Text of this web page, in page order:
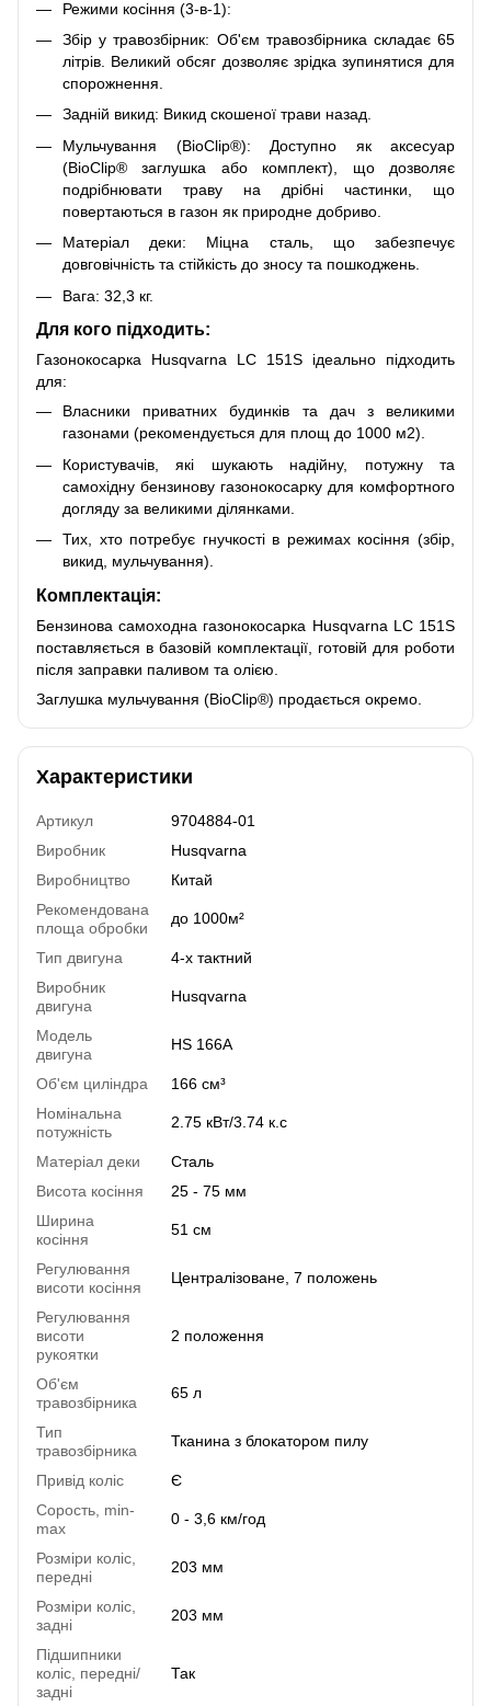
Режими косіння (3-в-1):
Збір у травозбірник: Об'єм травозбірника складає 65
літрів. Великий обсяг дозволяє зрідка зупинятися для
спорожнення.
Задній викид: Викид скошеної трави назад.
Мульчування (BioClip®): Доступно як аксесуар
(BioClip® заглушка або комплект), що дозволяє
подрібнювати траву на дрібні частинки, що
повертаються в газон як природне добриво.
Матеріал деки: Міцна сталь, що забезпечує
довговічність та стійкість до зносу та пошкоджень.
Вага: 32,3 кг.
Для кого підходить:
Газонокосарка Husqvarna LC 151S ідеально підходить
для:
Власники приватних будинків та дач з великими
газонами (рекомендується для площ до 1000 м2).
Користувачів, які шукають надійну, потужну та
самохідну бензинову газонокосарку для комфортного
догляду за великими ділянками.
Тих, хто потребує гнучкості в режимах косіння (збір,
викид, мульчування).
Комплектація:
Бензинова самоходна газонокосарка Husqvarna LC 151S
поставляється в базовій комплектації, готовій для роботи
після заправки паливом та олією.
Заглушка мульчування (BioClip®) продається окремо.
Характеристики
Артикул
9704884-01
Виробник
Husqvarna
Виробництво
Китай
Рекомендована
площа обробки
до 1000м²
Тип двигуна
4-х тактний
Виробник
двигуна
Husqvarna
Модель
двигуна
HS 166A
Об'єм циліндра
166 см³
Номінальна
потужність
2.75 кВт/3.74 к.с
Матеріал деки
Сталь
Висота косіння
25 - 75 мм
Ширина
косіння
51 см
Регулювання
висоти косіння
Централізоване, 7 положень
Регулювання
висоти
рукоятки
2 положення
Об'єм
травозбірника
65 л
Тип
травозбірника
Тканина з блокатором пилу
Привід коліс
Є
Сорость, min-
max
0 - 3,6 км/год
Розміри коліс,
передні
203 мм
Розміри коліс,
задні
203 мм
Підшипники
коліс, передні/
задні
Так